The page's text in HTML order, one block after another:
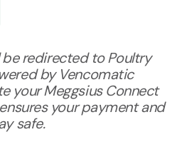
be redirected to Poultry
by Vencomatic
your Meggsius Connect
your payment and
safe.